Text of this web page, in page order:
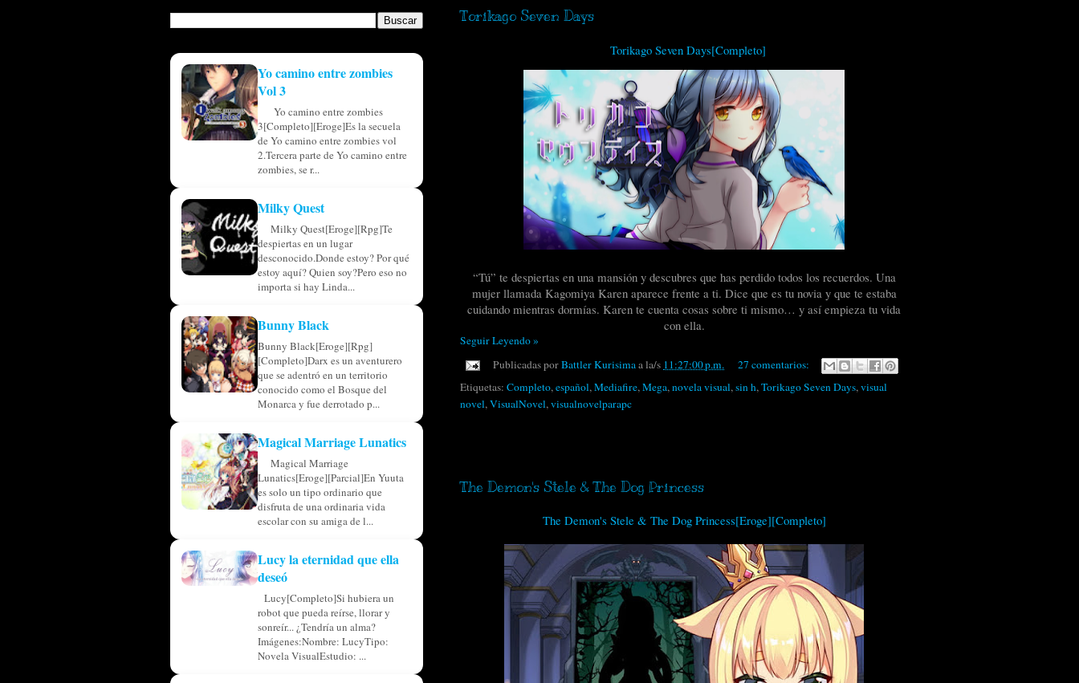
Torikago Seven Days
Torikago Seven Days[Completo]
“Tú” te despiertas en una mansión y descubres que has perdido todos los recuerdos. Una
mujer llamada Kagomiya Karen aparece frente a ti. Dice que es tu novia y que te estaba
cuidando mientras dormías. Karen te cuenta cosas sobre ti mismo… y así empieza tu vida
con ella.
Seguir Leyendo »
Publicadas porBattler Kurisimaa la/s 11:27:00 p.m.
27 comentarios:
Etiquetas: Completo,español,Mediafire,Mega,novela visual,sin h,Torikago Seven Days,visual
novel,VisualNovel,visualnovelparapc
The Demon's Stele & The Dog Princess
The Demon's Stele & The Dog Princess[Eroge][Completo]
Yo camino entre zombies
Vol 3
Yo camino entre zombies
3[Completo][Eroge]Es la secuela
de Yo camino entre zombies vol
2.Tercera parte de Yo camino entre
zombies, se r...
Milky Quest
Milky Quest[Eroge][Rpg]Te
despiertas en un lugar
desconocido.Donde estoy? Por qué
estoy aquí? Quien soy?Pero eso no
importa si hay Linda...
Bunny Black
Bunny Black[Eroge][Rpg]
[Completo]Darx es un aventurero
que se adentró en un territorio
conocido como el Bosque del
Monarca y fue derrotado p...
Magical Marriage Lunatics
Magical Marriage
Lunatics[Eroge][Parcial]En Yuuta
es solo un tipo ordinario que
disfruta de una ordinaria vida
escolar con su amiga de l...
Lucy la eternidad que ella
deseó
Lucy[Completo]Si hubiera un
robot que pueda reírse, llorar y
sonreír... ¿Tendría un alma?
Imágenes:Nombre: LucyTipo:
Novela VisualEstudio: ...